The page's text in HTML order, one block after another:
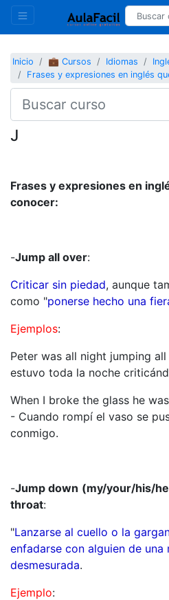
Inicio 💼 Cursos Idiomas
Frases y expresiones en inglés
J
Frases y expresiones en
conocer:
-Jump all over:
Criticar sin piedad, aunque
como "ponerse hecho una
Ejemplos:
Peter was all night jumping
estuvo toda la noche
When I broke the glass he
- Cuando rompí el vaso se
conmigo.
-Jump down (my/your/his/
throat:
"Lanzarse al cuello o la
enfadarse con alguien de una
desmesurada.
Ejemplo: